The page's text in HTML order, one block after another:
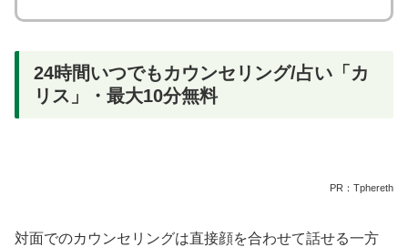
24時間いつでもカウンセリング/占い「カ
リス」・最大10分無料
PR：Tphereth
対面でのカウンセリングは直接顔を合わせて話せる一方